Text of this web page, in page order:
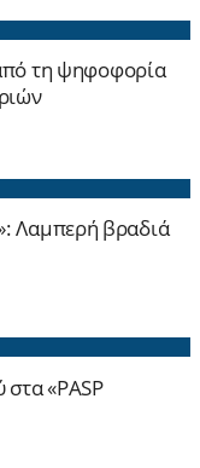
τη ψηφοφορία
Λαμπερή βραδιά
στα «PASP